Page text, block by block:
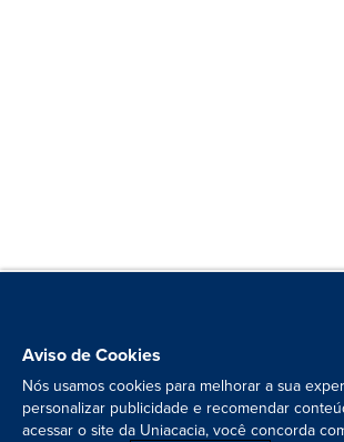
Aviso de Cookies
Nós usamos cookies para melhorar a sua
personalizar publicidade e recomendar
acessar o site da Uniacacia, você concorda